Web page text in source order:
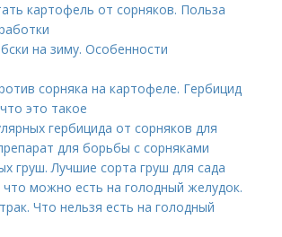
картофель от сорняков. Польза
на зиму. Особенности
сорняка на картофеле. Гербицид
это такое
гербицида от сорняков для
для борьбы с сорняками
груш. Лучшие сорта груш для сада
что можно есть на голодный желудок.
Что нельзя есть на голодный